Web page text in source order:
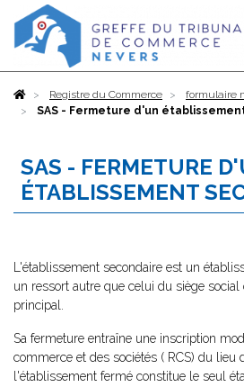
AccueilRegistre du Commerce
formulaire
SAS - Fermeture d'un
SAS - FERMETURE
ÉTABLISSEMENT
L'établissement secondaire est un
un ressort autre que celui du siège
principal.
Sa fermeture entraîne une inscription
commerce et des sociétés ( RCS) du lieu
l'établissement fermé constitue le seul